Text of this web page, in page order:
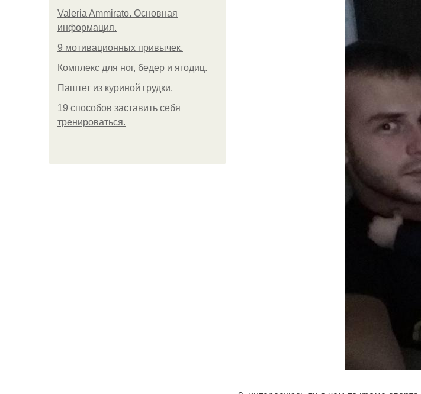
Valeria Ammirato. Основная
информация.
9 мотивационных привычек.
Комплекс для ног, бедер и ягодиц.
Паштет из куриной грудки.
19 способов заставить себя
тренироваться.